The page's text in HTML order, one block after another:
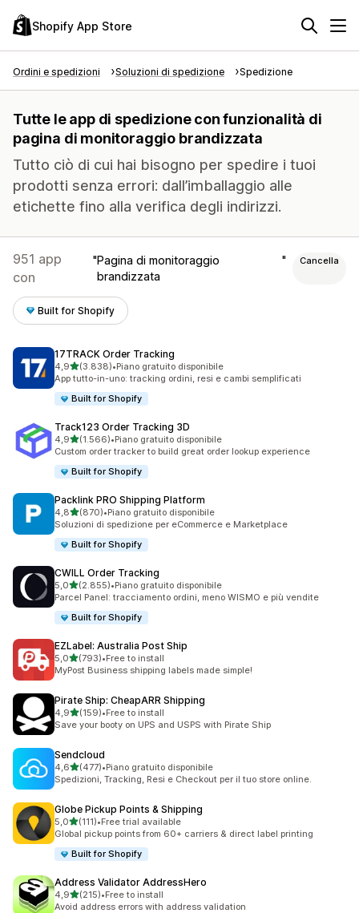
Shopify App Store
Ordini e spedizioni Soluzioni di spedizione Spedizione
Tutte le app di spedizione con funzionalità di
pagina di monitoraggio brandizzata
Tutto ciò di cui hai bisogno per spedire i tuoi
prodotti senza errori: dall’imballaggio alle
etichette fino alla verifica degli indirizzi.
951 app
con
Pagina di monitoraggio
brandizzata
Cancella
Built for Shopify
17TRACK Order Tracking
4,9stelle su 5
(3.838)
3838 recensioni totali
•Piano gratuito disponibile
App tutto-in-uno: tracking ordini, resi e cambi semplificati
Built for Shopify
Track123 Order Tracking 3D
4,9stelle su 5
(1.566)
1566 recensioni totali
•Piano gratuito disponibile
Custom order tracker to build great order lookup experience
Built for Shopify
Packlink PRO Shipping Platform
4,8stelle su 5
(870)
870 recensioni totali
•Piano gratuito disponibile
Soluzioni di spedizione per eCommerce e Marketplace
Built for Shopify
CWILL Order Tracking
5,0stelle su 5
(2.855)
2855 recensioni totali
•Piano gratuito disponibile
Parcel Panel: tracciamento ordini, meno WISMO e più vendite
Built for Shopify
EZLabel: Australia Post Ship
5,0stelle su 5
(793)
793 recensioni totali
•Free to install
MyPost Business shipping labels made simple!
Pirate Ship: CheapARR Shipping
4,9stelle su 5
(159)
159 recensioni totali
•Free to install
Save your booty on UPS and USPS with Pirate Ship
Sendcloud
4,6stelle su 5
(477)
477 recensioni totali
•Piano gratuito disponibile
Spedizioni, Tracking, Resi e Checkout per il tuo store online.
Globe Pickup Points & Shipping
5,0stelle su 5
(111)
111 recensioni totali
•Free trial available
Global pickup points from 60+ carriers & direct label printing
Built for Shopify
Address Validator AddressHero
4,9stelle su 5
(215)
215 recensioni totali
•Free to install
Avoid address errors with address validation